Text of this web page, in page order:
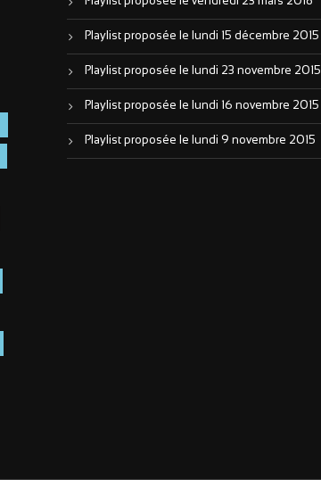
Playlist proposée le lundi 15 décembre 2015
Playlist proposée le lundi 23 novembre 2015
Playlist proposée le lundi 16 novembre 2015
Playlist proposée le lundi 9 novembre 2015